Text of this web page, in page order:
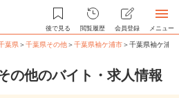
後で見る 閲覧履歴 会員登録 メニュー
葉県＞千葉県その他＞千葉県袖ケ浦市＞千葉県袖ケ浦
の他のバイト・求人情報